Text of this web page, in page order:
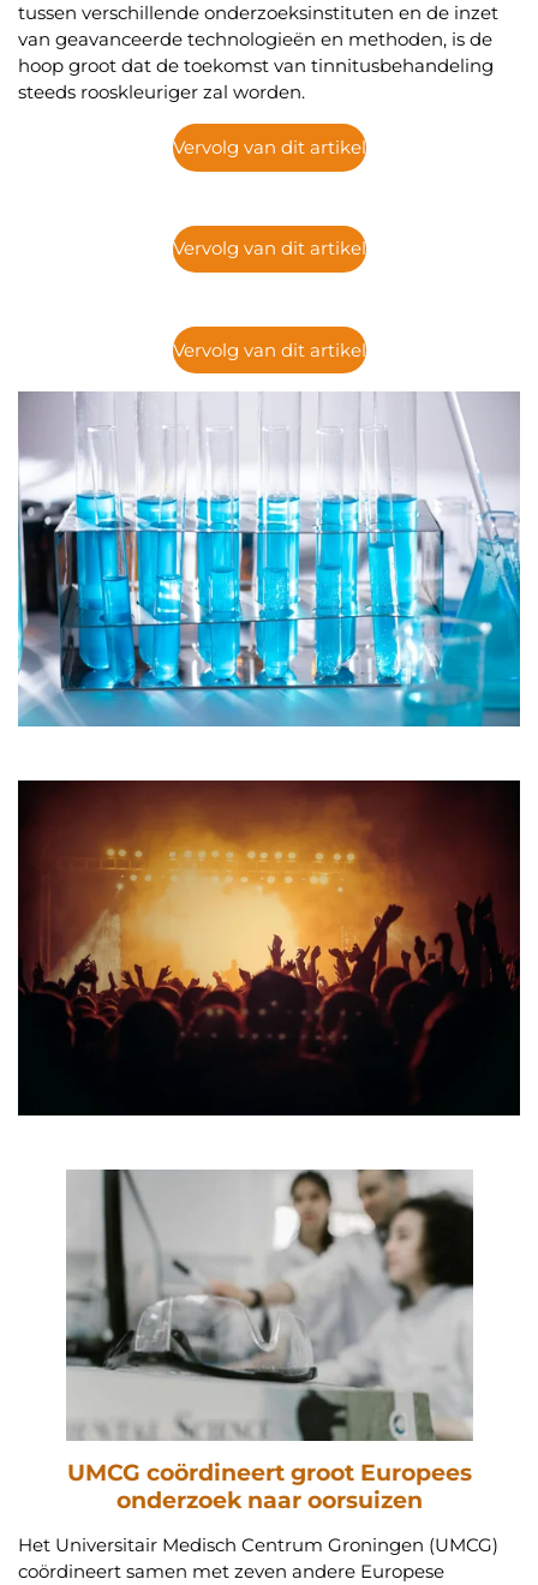
tussen verschillende onderzoeksinstituten en de inzet
van geavanceerde technologieën en methoden, is de
hoop groot dat de toekomst van tinnitusbehandeling
steeds rooskleuriger zal worden.
Vervolg van dit artikel
Vervolg van dit artikel
Vervolg van dit artikel
UMCG coördineert groot Europees
onderzoek naar oorsuizen
Het Universitair Medisch Centrum Groningen (UMCG)
coördineert samen met zeven andere Europese